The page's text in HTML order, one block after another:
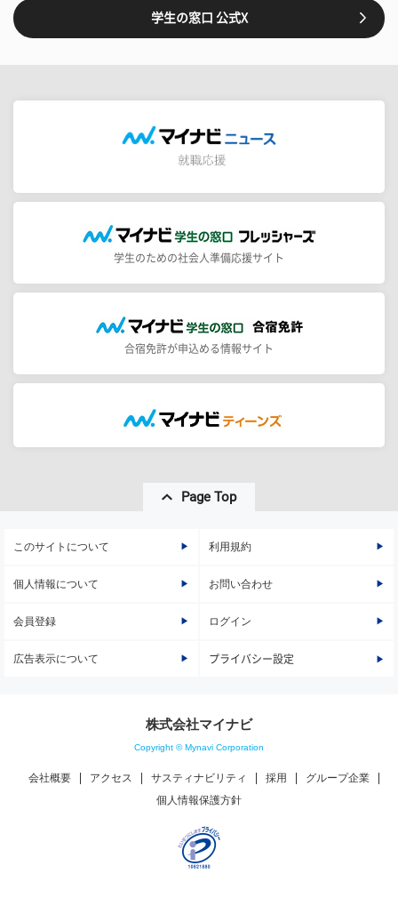
学生の窓口 公式X
学生のための社会人準備応援サイト
合宿免許が申込める情報サイト
Page Top
このサイトについて 利用規約
個人情報について お問い合わせ
会員登録 ログイン
広告表示について プライバシー設定
株式会社マイナビ
Copyright © Mynavi Corporation
会社概要 アクセス サスティナビリティ 採用
グループ企業
個人情報保護方針